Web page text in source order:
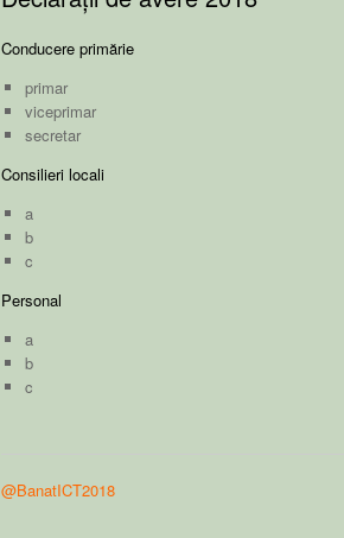
Conducere primărie
primar
viceprimar
secretar
Consilieri locali
a
b
c
Personal
a
b
c
@BanatICT2018